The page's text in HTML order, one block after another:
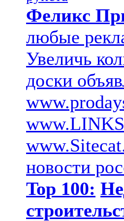
Феликс
любые
Увеличь
доски
новости
Top 100: